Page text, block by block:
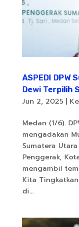
ASPEDI DPW
Dewi Terpilih
Jun 2, 2025|
Medan (1/6).
mengadakan
Sumatera
Penggerak,
mengambil
Kita Tingkatkan
di...